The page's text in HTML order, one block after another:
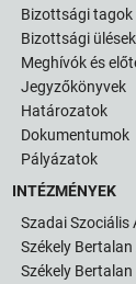
Bizottsági tagok
Bizottsági
Meghívók és
Jegyzőkönyvek
Határozatok
Dokumentumok
Pályázatok
INTÉZMÉNYEK
Szadai
Székely
Székely